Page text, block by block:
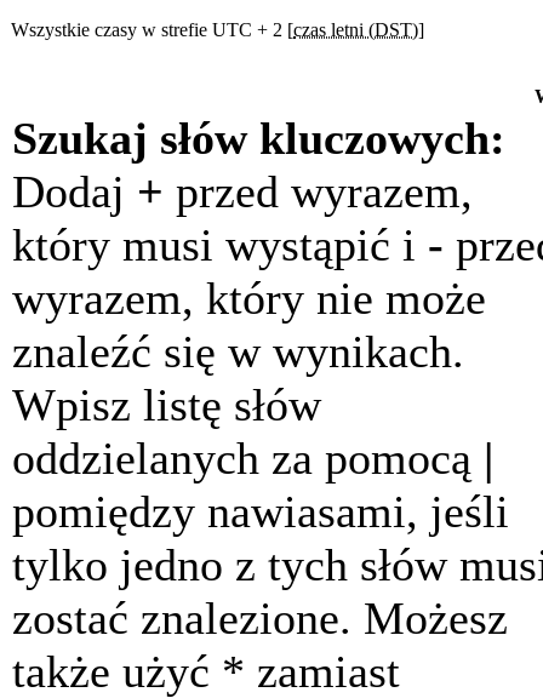
Wszystkie czasy w strefie UTC + 2 [czas letni (DST)]
Szukaj słów kluczowych:
Dodaj + przed wyrazem,
który musi wystąpić i -
wyrazem, który nie może
znaleźć się w wynikach.
Wpisz listę słów
oddzielanych za pomocą |
pomiędzy nawiasami, jeśli
tylko jedno z tych słów
zostać znalezione. Możesz
także użyć * zamiast